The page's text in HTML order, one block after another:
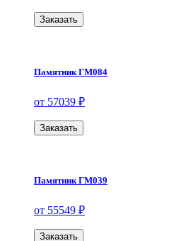
Заказать
Памятник ГМ084
от 57039 ₽
Заказать
Памятник ГМ039
от 55549 ₽
Заказать